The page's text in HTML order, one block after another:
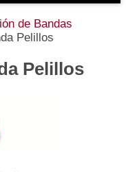
de Bandas
Pelillos
Pelillos